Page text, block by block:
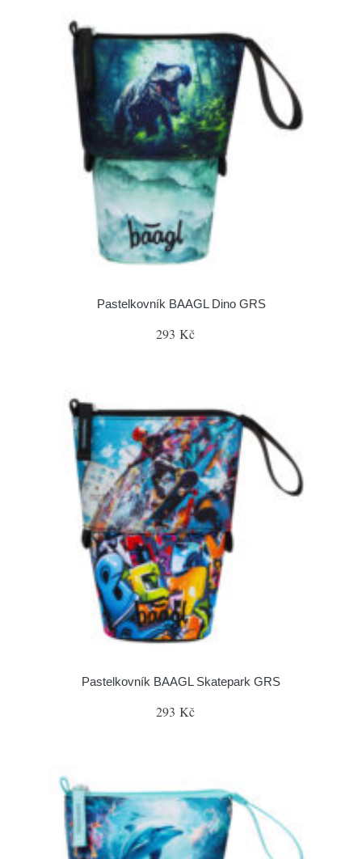
Pastelkovník BAAGL Dino GRS
293 Kč
Pastelkovník BAAGL Skatepark GRS
293 Kč